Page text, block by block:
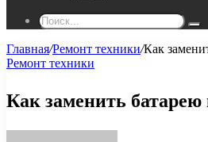
Главная/Ремонт техники/Как
Ремонт техники
Как заменить